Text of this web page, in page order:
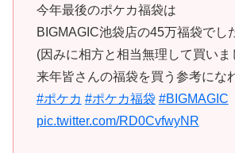
今年最後のポケカ福袋は
BIGMAGIC池袋店の45万福袋でし
(因みに相方と相当無理して買いま
来年皆さんの福袋を買う参考にな
#ポケカ #ポケカ福袋 #BIGMAGIC
pic.twitter.com/RD0CvfwyNR